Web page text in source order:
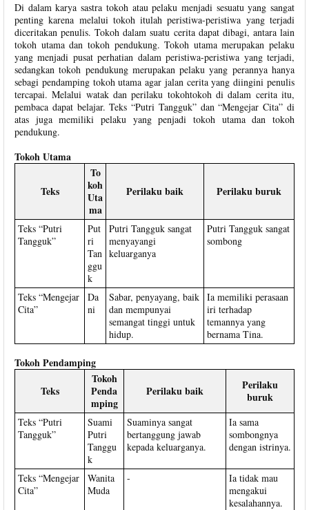
Di dalam karya sastra tokoh atau pelaku menjadi sesuatu yang sangat
penting karena melalui tokoh itulah peristiwa-peristiwa yang terjadi
diceritakan penulis. Tokoh dalam suatu cerita dapat dibagi, antara lain
tokoh utama dan tokoh pendukung. Tokoh utama merupakan pelaku
yang menjadi pusat perhatian dalam peristiwa-peristiwa yang terjadi,
sedangkan tokoh pendukung merupakan pelaku yang perannya hanya
sebagi pendamping tokoh utama agar jalan cerita yang diingini penulis
tercapai. Melalui watak dan perilaku tokohtokoh di dalam cerita itu,
pembaca dapat belajar. Teks “Putri Tangguk” dan “Mengejar Cita” di
atas juga memiliki pelaku yang penjadi tokoh utama dan tokoh
pendukung.
Tokoh Utama
Teks
To
koh
Uta
ma
Perilaku baik Perilaku buruk
Teks “Putri
Tangguk”
Put
ri
Tan
ggu
k
Putri Tangguk sangat
menyayangi
keluarganya
Putri Tangguk sangat
sombong
Teks “Mengejar
Cita”
Da
ni
Sabar, penyayang, baik
dan mempunyai
semangat tinggi untuk
hidup.
Ia memiliki perasaan
iri terhadap
temannya yang
bernama Tina.
Tokoh Pendamping
Teks
Tokoh
Penda
mping
Perilaku baik
Perilaku
buruk
Teks “Putri
Tangguk”
Suami
Putri
Tanggu
k
Suaminya sangat
bertanggung jawab
kepada keluarganya.
Ia sama
sombongnya
dengan istrinya.
Teks “Mengejar
Cita”
Wanita
Muda
-
Ia tidak mau
mengakui
kesalahannya.